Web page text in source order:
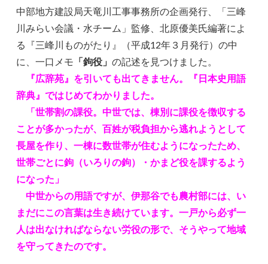
中部地方建設局天竜川工事事務所の企画発行、「三峰
川みらい会議・水チーム」監修、北原優美氏編著によ
る『三峰川ものがたり』（平成12年３月発行）の中
に、一口メモ 「鉤役」の記述を見つけました。
『広辞苑』を引いても出てきません。『日本史用語
辞典』ではじめてわかりました。
「世帯割の課役。中世では、棟別に課役を徴収する
ことが多かったが、百姓が税負担から逃れようとして
長屋を作り、一棟に数世帯が住むようになったため、
世帯ごとに鉤（いろりの鉤）・かまど役を課するよう
になった」
中世からの用語ですが、伊那谷でも農村部には、い
まだにこの言葉は生き続けています。一戸から必ず一
人は出なければならない労役の形で、そうやって地域
を守ってきたのです。